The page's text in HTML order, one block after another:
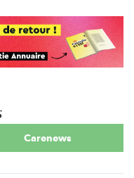
Carenews